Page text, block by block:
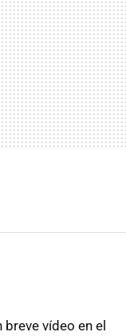
vídeo en el